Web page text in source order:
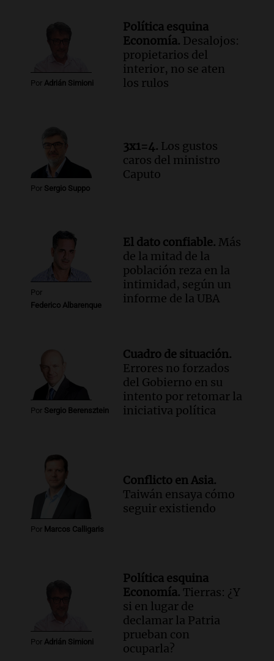
sus salarios, denuncian desde el
sindicato
Audio.La justicia reconoce el COVID
Episodios
Audio.
Trágico siniestro vial en Salta:
mujer pierde la vida en accidente en
circunvalación Oeste
Panorama Federal
como enfermedad laboral tras el
fallecimiento de un docente
Panorama Federal
Episodios
Por Adrián Simioni
Política esquina
Economía. Desalojos:
propietarios del
interior, no se aten
los rulos
Por Sergio Suppo
3x1=4. Los gustos
caros del ministro
Caputo
Por
Federico Albarenque
El dato confiable. Más
de la mitad de la
población reza en la
intimidad, según un
informe de la UBA
Por Sergio Berensztein
Cuadro de situación.
Errores no forzados
del Gobierno en su
intento por retomar la
iniciativa política
Por Marcos Calligaris
Conflicto en Asia.
Taiwán ensaya cómo
seguir existiendo
Por Adrián Simioni
Política esquina
Economía. Tierras: ¿Y
si en lugar de
declamar la Patria
prueban con
ocuparla?